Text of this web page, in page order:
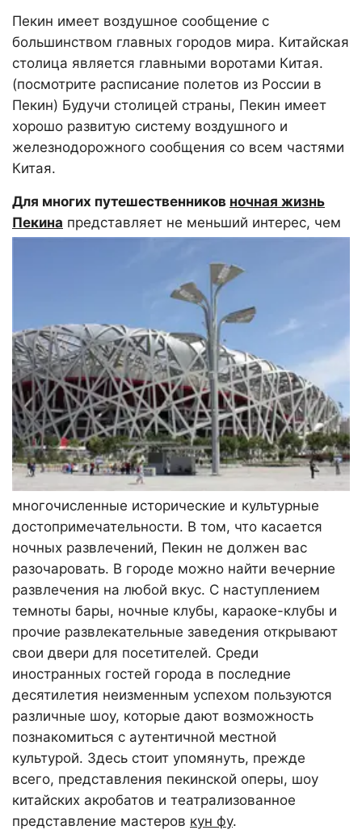
Пекин имеет воздушное сообщение с
большинством главных городов мира. Китайская
столица является главными воротами Китая.
(посмотрите расписание полетов из России в
Пекин) Будучи столицей страны, Пекин имеет
хорошо развитую систему воздушного и
железнодорожного сообщения со всем частями
Китая.
Для многих путешественников ночная жизнь
Пекина представляет не меньший интерес, чем
многочисленные исторические и культурные
достопримечательности. В том, что касается
ночных развлечений, Пекин не должен вас
разочаровать. В городе можно найти вечерние
развлечения на любой вкус. С наступлением
темноты бары, ночные клубы, караоке-клубы и
прочие развлекательные заведения открывают
свои двери для посетителей. Среди
иностранных гостей города в последние
десятилетия неизменным успехом пользуются
различные шоу, которые дают возможность
познакомиться с аутентичной местной
культурой. Здесь стоит упомянуть, прежде
всего, представления пекинской оперы, шоу
китайских акробатов и театрализованное
представление мастеров кун фу.